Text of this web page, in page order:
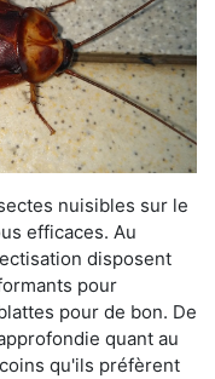
nuisibles sur le
efficaces. Au
disposent
pour
pour de bon. De
quant au
qu'ils préfèrent